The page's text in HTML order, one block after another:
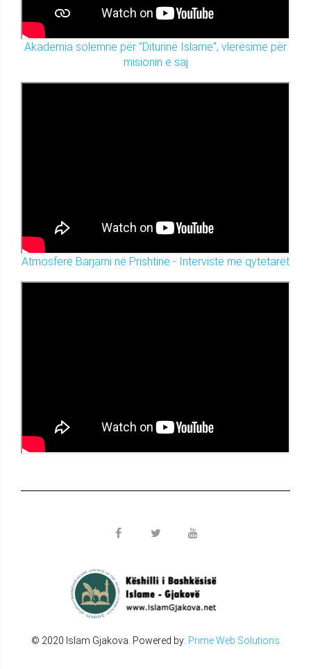
Akademia solemne për "Diturinë Islame", vlerësime për
misionin e saj
Atmosferë Barjami në Prishtinë - Intervistë me qytetarët
© 2020 Islam Gjakova. Powered by: Prime Web Solutions